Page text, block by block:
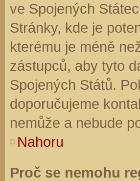
ve Spojených
Stránky, kde je
kterému je méně
zástupců, aby tyto
Spojených Států.
doporučujeme
nemůže a nebude
Nahoru
Proč se nemohu